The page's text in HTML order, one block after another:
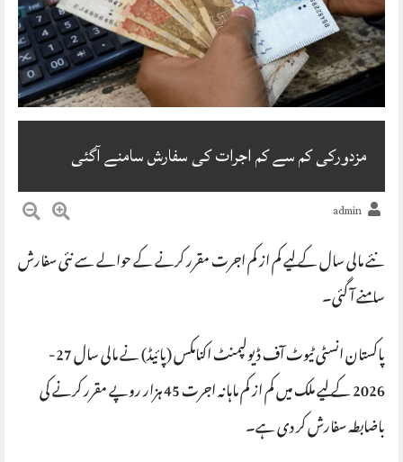
مزدورکی کم سے کم اجرات کی سفارش سامنے آگئی
admin
نئے مالی سال کے لیے کم از کم اجرت مقرر کرنے کے حوالے سے نئی سفارش
سامنے آ گئی۔
پاکستان انسٹی ٹیوٹ آف ڈیولپمنٹ اکنامکس (پائیڈ) نے مالی سال 27-
2026 کے لیے ملک میں کم از کم ماہانہ اجرت 45 ہزار روپے مقرر کرنے کی
باضابطہ سفارش کر دی ہے۔